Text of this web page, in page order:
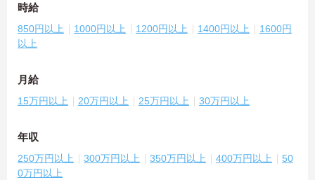
時給
850円以上 1000円以上 1200円以上 1400円以上
1600円
以上
月給
15万円以上 20万円以上 25万円以上 30万円以上
年収
250万円以上 300万円以上 350万円以上 400万円以上
50
0万円以上